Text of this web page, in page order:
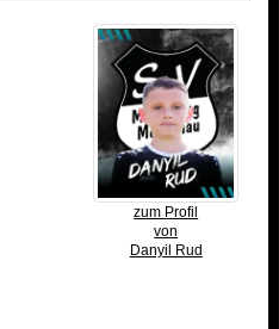
zum Profil
von
Danyil Rud